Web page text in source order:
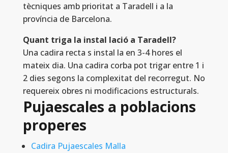
tècniques amb prioritat a Taradell i a la
província de Barcelona.
Quant triga la instal lació a Taradell?
Una cadira recta s instal la en 3-4 hores el
mateix dia. Una cadira corba pot trigar entre 1 i
2 dies segons la complexitat del recorregut. No
requereix obres ni modificacions estructurals.
Pujaescales a poblacions
properes
Cadira Pujaescales Malla